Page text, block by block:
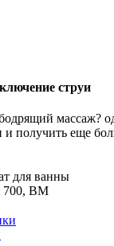
струи
массаж?
и получить еще
для ванны
700, BM